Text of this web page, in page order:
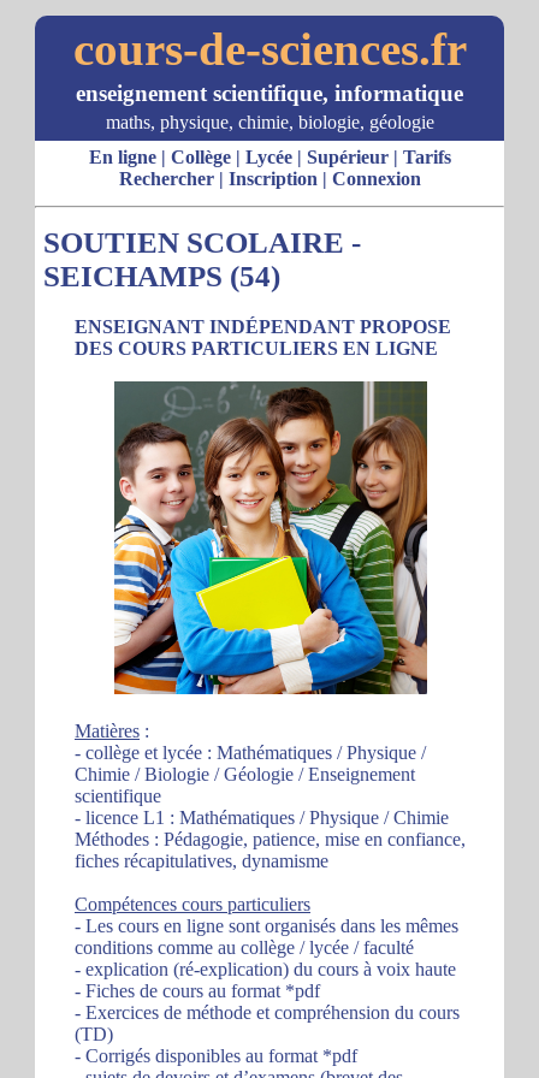
cours-de-sciences.fr
enseignement scientifique, informatique
maths, physique, chimie, biologie, géologie
En ligne| Collège| Lycée| Supérieur| Tarifs
Rechercher| Inscription | Connexion
SOUTIEN SCOLAIRE -
SEICHAMPS (54)
ENSEIGNANT INDÉPENDANT PROPOSE
DES COURS PARTICULIERS EN LIGNE
Matières :
- collège et lycée : Mathématiques / Physique /
Chimie / Biologie / Géologie / Enseignement
scientifique
- licence L1 : Mathématiques / Physique / Chimie
Méthodes : Pédagogie, patience, mise en confiance,
fiches récapitulatives, dynamisme
Compétences cours particuliers
- Les cours en ligne sont organisés dans les mêmes
conditions comme au collège / lycée / faculté
- explication (ré-explication) du cours à voix haute
- Fiches de cours au format *pdf
- Exercices de méthode et compréhension du cours
(TD)
- Corrigés disponibles au format *pdf